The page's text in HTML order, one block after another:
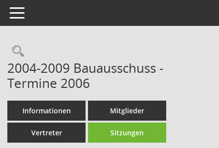
Toggle navigation
Rechercheauswahl
2004-2009 Bauausschuss -
Termine 2006
Informationen Mitglieder
Vertreter Sitzungen